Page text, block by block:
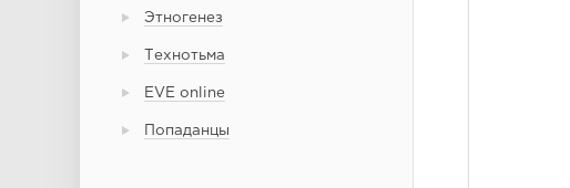
Этногенез
Технотьма
EVE online
Попаданцы